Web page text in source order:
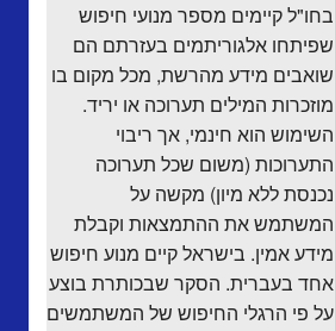
בחו"ל קיימים מספר מנועי חיפוש
שפיתחו אלגוריתמים בעזרתם הם
שואבים מידע מהרשת, מכל מקום בו
מוזכרות המילים תערוכה או יריד.
השימוש הוא חינמי, אך ריבוי
התערוכות (משום שכל תערוכה
נכנסת ללא מיון) מקשה על
המשתמש את ההתמצאות וקבלת
מידע אמין. בישראל קיים מנוע חיפוש
אחד בעברית. הסקר שבכותרת בוצע
על פי הרגלי החיפוש של המשתמשים